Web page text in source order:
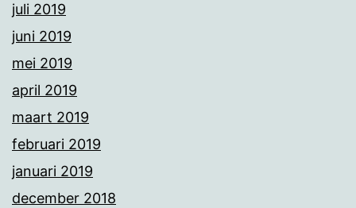
juli 2019
juni 2019
mei 2019
april 2019
maart 2019
februari 2019
januari 2019
december 2018